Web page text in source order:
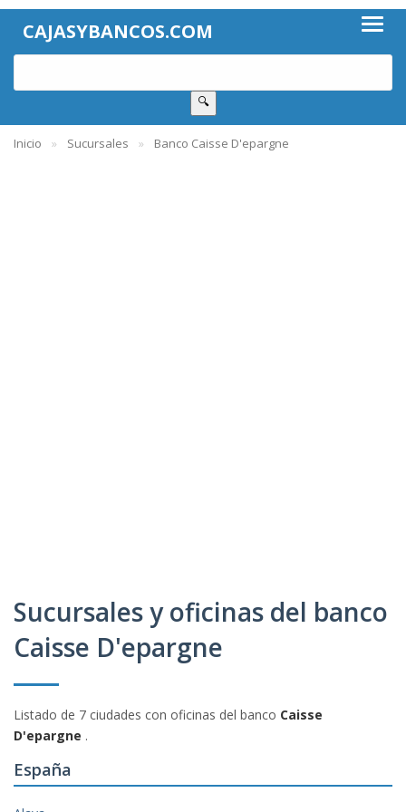
CAJASYBANCOS.COM
🔍
Inicio Sucursales Banco Caisse D'epargne
Sucursales y oficinas del banco
Caisse D'epargne
Listado de 7 ciudades con oficinas del banco Caisse
D'epargne .
España